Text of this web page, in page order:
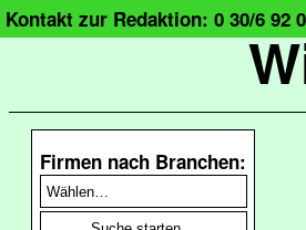
Kontakt zur Redaktion: 0 30/6 92
Firmen nach Branchen: